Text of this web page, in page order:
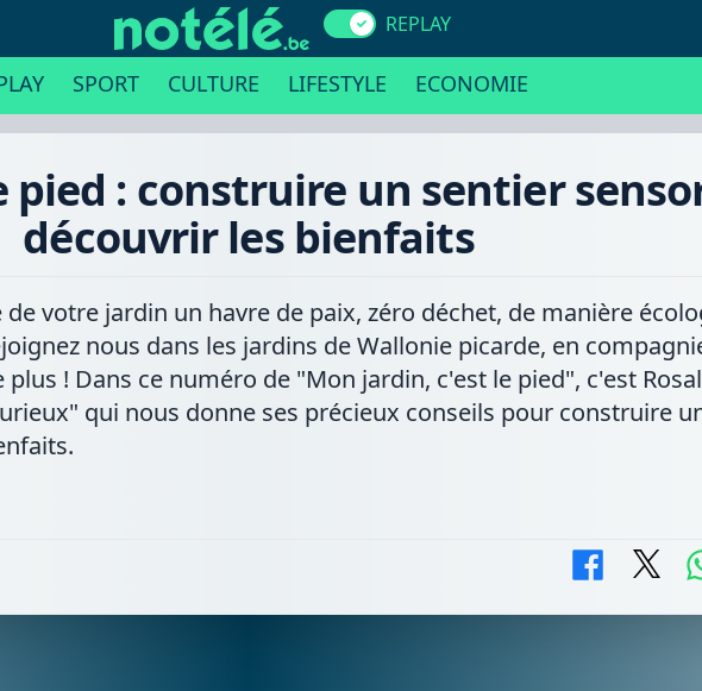
REPLAY
SPORT CULTURE LIFESTYLE ECONOMIE
pied : construire un sentier
découvrir les bienfaits
votre jardin un havre de paix, zéro déchet, de manière
nous dans les jardins de Wallonie picarde, en
! Dans ce numéro de "Mon jardin, c'est le pied", c'est
qui nous donne ses précieux conseils pour construire